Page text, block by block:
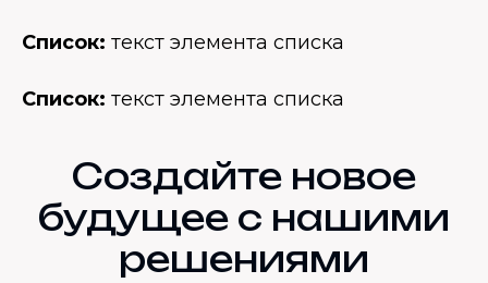
Список: текст элемента списка
Список: текст элемента списка
Создайте новое
будущее с нашими
решениями